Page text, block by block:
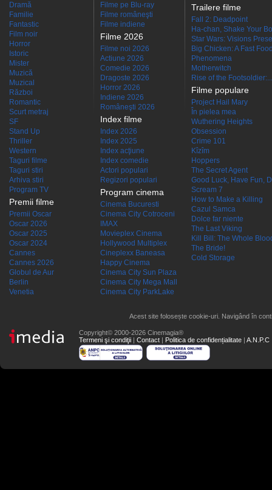
Dramă
Familie
Fantastic
Film noir
Horror
Istoric
Mister
Muzică
Muzical
Război
Romantic
Scurt metraj
SF
Stand Up
Thriller
Western
Taguri filme
Taguri stiri
Arhiva stiri
Program TV
Premii filme
Premii Oscar
Oscar 2026
Oscar 2025
Oscar 2024
Cannes
Cannes 2026
Globul de Aur
Berlin
Venetia
Filme pe Blu-ray
Filme româneşti
Filme indiene
Filme 2026
Filme noi 2026
Actiune 2026
Comedie 2026
Dragoste 2026
Horror 2026
Indiene 2026
Româneşti 2026
Index filme
Index 2026
Index 2025
Index acţiune
Index comedie
Actori populari
Regizori populari
Program cinema
Cinema Bucuresti
Cinema City Cotroceni
IMAX
Movieplex Cinema
Hollywood Multiplex
Cineplexx Baneasa
Happy Cinema
Cinema City Sun Plaza
Cinema City Mega Mall
Cinema City ParkLake
Trailere filme
Fall 2: Deadpoint
Ha-chan, Shake Your
Star Wars: Visions
Big Chicken: A Fast
Phenomena
Motherwitch
Rise of the Footsoldier:...
Filme populare
Project Hail Mary
În pielea mea
Wuthering Heights
Obsession
Crime 101
Kîzîm
Hoppers
The Secret Agent
Good Luck, Have Fun,
Scream 7
How to Make a Killing
Cazul Samca
Dolce far niente
The Last Viking
Kill Bill: The Whole
The Bride!
Cold Storage
Acest site folosește cookie-uri. Navigând în
Copyright© 2000-2026 Cinemagia®
Termeni şi condiţii | Contact | Politica de confidențialitate | A.N.P.C